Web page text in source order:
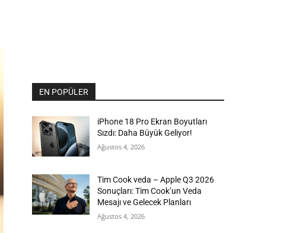
EN POPÜLER
iPhone 18 Pro Ekran Boyutları
Sızdı: Daha Büyük Geliyor!
Ağustos 4, 2026
Tim Cook veda – Apple Q3 2026
Sonuçları: Tim Cook’un Veda
Mesajı ve Gelecek Planları
Ağustos 4, 2026